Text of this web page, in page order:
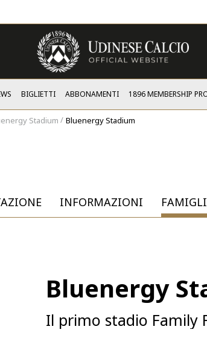
BIGLIETTI ABBONAMENTI 1896 MEMBERSHIP
Stadium Bluenergy Stadium
INFORMAZIONI
Bluenergy
Il primo stadio Family